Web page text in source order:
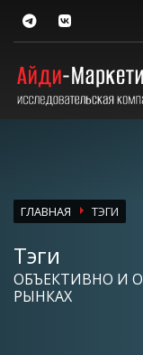
ГЛАВНАЯ ТЭГИ
Тэги
ОБЪЕКТИВНО И
РЫНКАХ